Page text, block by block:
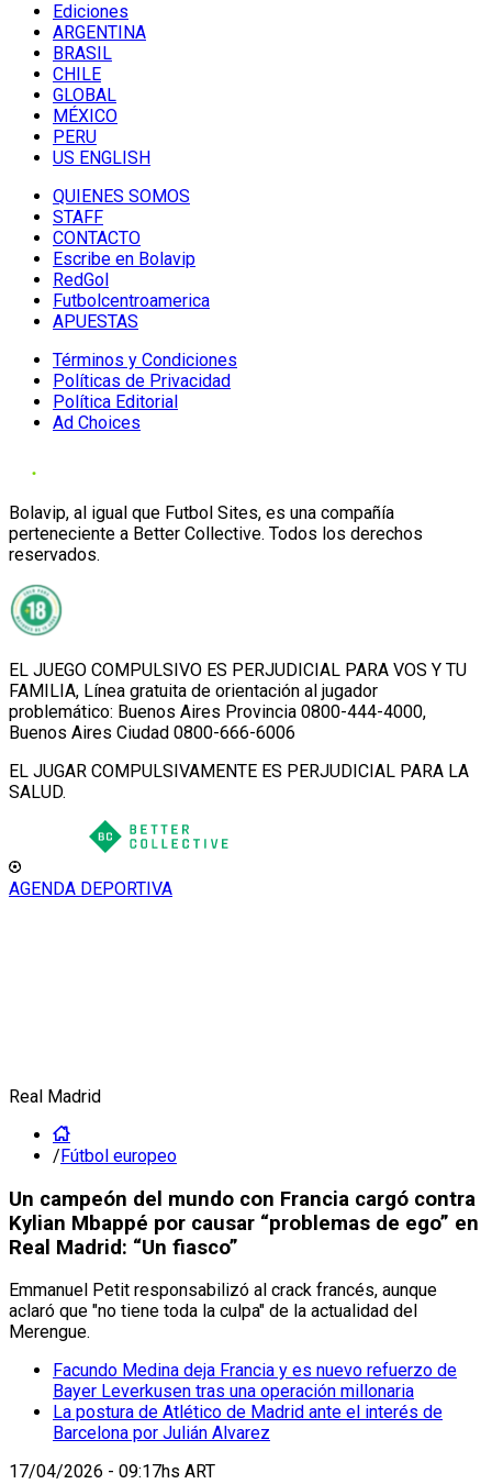
Ediciones
ARGENTINA
BRASIL
CHILE
GLOBAL
MÉXICO
PERU
US ENGLISH
QUIENES SOMOS
STAFF
CONTACTO
Escribe en Bolavip
RedGol
Futbolcentroamerica
APUESTAS
Términos y Condiciones
Políticas de Privacidad
Política Editorial
Ad Choices
Bolavip, al igual que Futbol Sites, es una compañía
perteneciente a Better Collective. Todos los derechos
reservados.
EL JUEGO COMPULSIVO ES PERJUDICIAL PARA VOS Y TU
FAMILIA, Línea gratuita de orientación al jugador
problemático: Buenos Aires Provincia 0800-444-4000,
Buenos Aires Ciudad 0800-666-6006
EL JUGAR COMPULSIVAMENTE ES PERJUDICIAL PARA LA
SALUD.
AGENDA DEPORTIVA
Real Madrid
/Fútbol europeo
Un campeón del mundo con Francia cargó contra
Kylian Mbappé por causar “problemas de ego” en
Real Madrid: “Un fiasco”
Emmanuel Petit responsabilizó al crack francés, aunque
aclaró que "no tiene toda la culpa" de la actualidad del
Merengue.
Facundo Medina deja Francia y es nuevo refuerzo de
Bayer Leverkusen tras una operación millonaria
La postura de Atlético de Madrid ante el interés de
Barcelona por Julián Alvarez
17/04/2026 - 09:17hs ART